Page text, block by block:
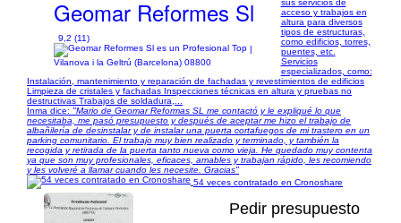
Geomar Reformes Sl
9,2 (11)
|
Vilanova i la Geltrú (Barcelona) 08800
sus servicios de
acceso y trabajos en
altura para diversos
tipos de estructuras,
como edificios, torres,
puentes, etc.
Servicios
especializados, como:
Instalación, mantenimiento y reparación de fachadas y revestimientos de edificios
Limpieza de cristales y fachadas Inspecciones técnicas en altura y pruebas no
destructivas Trabajos de soldadura,...
Inma dice: "Mario de Geomar Reformas SL me contactó y le expliqué lo que
necesitaba, me pasó presupuesto y después de aceptar me hizo el trabajo de
albañilería de desinstalar y de instalar una puerta cortafuegos de mi trastero en un
parking comunitario. El trabajo muy bien realizado y terminado, y también la
recogida y retirada de la puerta tanto nueva como vieja. He quedado muy contenta
ya que son muy profesionales, eficaces, amables y trabajan rápido, les recomiendo
y les volveré a llamar cuando les necesite. Gracias"
54 veces contratado en Cronoshare
Pedir presupuesto